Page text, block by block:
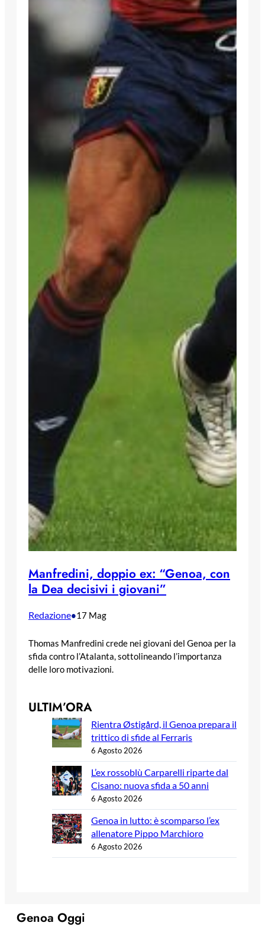
Manfredini, doppio ex: “Genoa, con
la Dea decisivi i giovani”
Redazione•17 Mag
Thomas Manfredini crede nei giovani del Genoa per la
sfida contro l’Atalanta, sottolineando l’importanza
delle loro motivazioni.
ULTIM’ORA
Rientra Østigård, il Genoa prepara il
trittico di sfide al Ferraris
6 Agosto 2026
L’ex rossoblù Carparelli riparte dal
Cisano: nuova sfida a 50 anni
6 Agosto 2026
Genoa in lutto: è scomparso l’ex
allenatore Pippo Marchioro
6 Agosto 2026
Genoa Oggi